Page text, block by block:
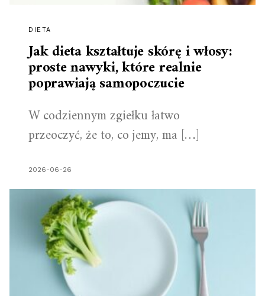
DIETA
Jak dieta kształtuje skórę i włosy:
proste nawyki, które realnie
poprawiają samopoczucie
W codziennym zgiełku łatwo
przeoczyć, że to, co jemy, ma […]
2026-06-26